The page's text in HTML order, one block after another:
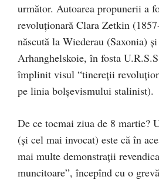
următor. Autoarea propunerii a
revoluţionară Clara Zetkin
născută la Wiederau (Saxonia)
Arhanghelskoie, în fosta
împlinit visul “tinereţii
pe linia bolşevismului stalinist).
De ce tocmai ziua de 8 martie?
(şi cel mai invocat) este că în
mai multe demonstraţii
muncitoare”, începînd cu o